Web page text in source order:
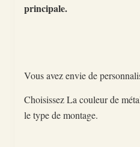
principale.
Vous avez envie de
Choisissez La couleur de
le type de montage.